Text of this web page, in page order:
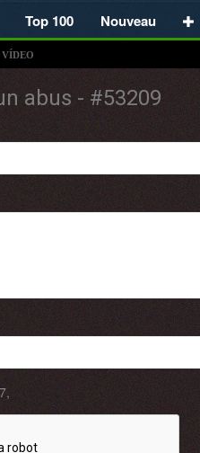
Top 100 Nouveau
VÍDEO
abus - #53209
,